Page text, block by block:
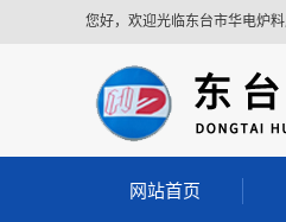
您好，欢迎光临东台市华电炉料
网站首页